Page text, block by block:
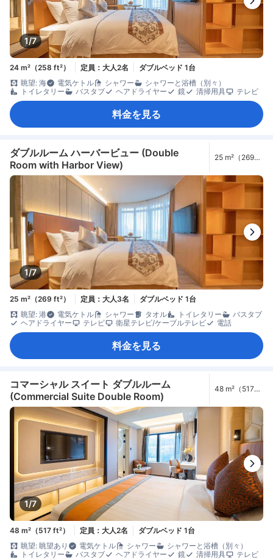
1/7
24 m²（258 ft²） 定員：大人2名
ダブルベッド 1台
眺望: 海
電気ケトル シャワー
シャワーと浴槽（別々）
トイレタリー
バスタブ ヘアドライヤー 鏡 清掃用具 テレビ
料金を見る
ダブルルーム ハーバービュー (Double
Room with Harbor View)
25 m²（269
1/7
25 m²（269 ft²） 定員：大人3名
ダブルベッド 1台
眺望: 港
電気ケトル シャワー タオル トイレタリー
バスタブ
ヘアドライヤー
テレビ 衛星テレビ/ケーブルテレビ 電話
料金を見る
コマーシャル スイート ダブルルーム
(Commercial Suite Double Room)
48 m²（517
1/7
48 m²（517 ft²） 定員：大人2名
ダブルベッド 1台
眺望: 眺望あり
電気ケトル シャワー
シャワーと浴槽（別々）
トイレタリー
バスタブ ヘアドライヤー 鏡 清掃用具 テレビ